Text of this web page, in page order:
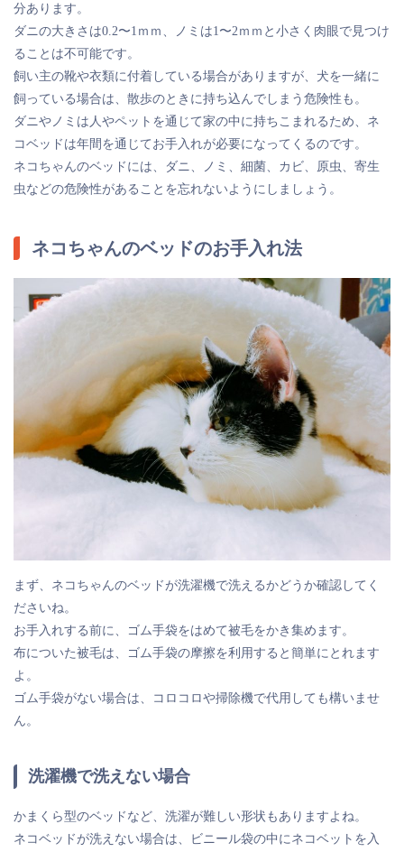
分あります。
ダニの大きさは0.2〜1ｍｍ、ノミは1〜2ｍｍと小さく肉眼で見つけ
ることは不可能です。
飼い主の靴や衣類に付着している場合がありますが、犬を一緒に
飼っている場合は、散歩のときに持ち込んでしまう危険性も。
ダニやノミは人やペットを通じて家の中に持ちこまれるため、ネ
コベッドは年間を通じてお手入れが必要になってくるのです。
ネコちゃんのベッドには、ダニ、ノミ、細菌、カビ、原虫、寄生
虫などの危険性があることを忘れないようにしましょう。
ネコちゃんのベッドのお手入れ法
まず、ネコちゃんのベッドが洗濯機で洗えるかどうか確認してく
ださいね。
お手入れする前に、ゴム手袋をはめて被毛をかき集めます。
布についた被毛は、ゴム手袋の摩擦を利用すると簡単にとれます
よ。
ゴム手袋がない場合は、コロコロや掃除機で代用しても構いませ
ん。
洗濯機で洗えない場合
かまくら型のベッドなど、洗濯が難しい形状もありますよね。
ネコベッドが洗えない場合は、ビニール袋の中にネコベットを入